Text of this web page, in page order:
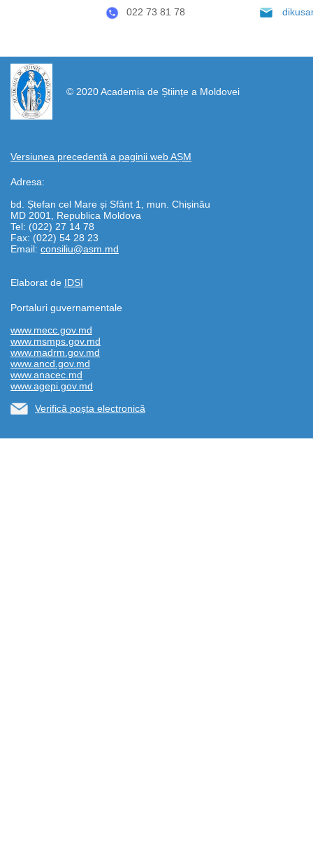
022 73 81 78
© 2020 Academia de Științe a Moldovei
Versiunea precedentă a paginii web AȘM
Adresa:
bd. Ștefan cel Mare și Sfânt 1, mun. Chișinău
MD 2001, Republica Moldova
Tel: (022) 27 14 78
Fax: (022) 54 28 23
Email: consiliu@asm.md
Elaborat de IDSI
https://propletenie.ru/
Portaluri guvernamentale
www.mecc.gov.md
www.msmps.gov.md
www.madrm.gov.md
www.ancd.gov.md
www.anacec.md
www.agepi.gov.md
Verifică poșta electronică